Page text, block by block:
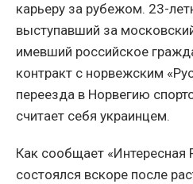
карьеру за рубежом. 23-
выступавший за
имевший российское
контракт с норвежским
переезда в Норвегию
считает себя украинцем.
Как сообщает «Интересная
состоялся вскоре после